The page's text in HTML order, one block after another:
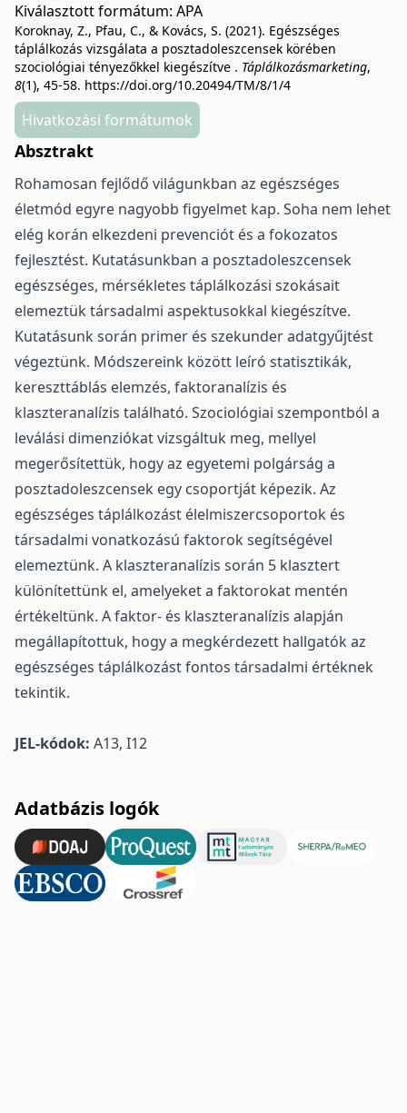
Kiválasztott formátum: APA
Koroknay, Z., Pfau, C., & Kovács, S. (2021). Egészséges
táplálkozás vizsgálata a posztadoleszcensek körében
szociológiai tényezőkkel kiegészítve . Táplálkozásmarketing,
8(1), 45-58. https://doi.org/10.20494/TM/8/1/4
Hivatkozási formátumok
Absztrakt
Rohamosan fejlődő világunkban az egészséges
életmód egyre nagyobb figyelmet kap. Soha nem lehet
elég korán elkezdeni prevenciót és a fokozatos
fejlesztést. Kutatásunkban a posztadoleszcensek
egészséges, mérsékletes táplálkozási szokásait
elemeztük társadalmi aspektusokkal kiegészítve.
Kutatásunk során primer és szekunder adatgyűjtést
végeztünk. Módszereink között leíró statisztikák,
kereszttáblás elemzés, faktoranalízis és
klaszteranalízis található. Szociológiai szempontból a
leválási dimenziókat vizsgáltuk meg, mellyel
megerősítettük, hogy az egyetemi polgárság a
posztadoleszcensek egy csoportját képezik. Az
egészséges táplálkozást élelmiszercsoportok és
társadalmi vonatkozású faktorok segítségével
elemeztünk. A klaszteranalízis során 5 klasztert
különítettünk el, amelyeket a faktorokat mentén
értékeltünk. A faktor- és klaszteranalízis alapján
megállapítottuk, hogy a megkérdezett hallgatók az
egészséges táplálkozást fontos társadalmi értéknek
tekintik.
JEL-kódok: A13, I12
Adatbázis logók